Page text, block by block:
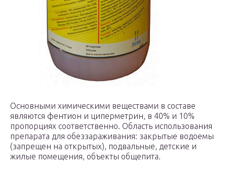
Основными химическими веществами в составе
являются фентион и циперметрин, в 40% и 10%
пропорциях соответственно. Область использования
препарата для обеззараживания: закрытые водоемы
(запрещен на открытых), подвальные, детские и
жилые помещения, объекты общепита.